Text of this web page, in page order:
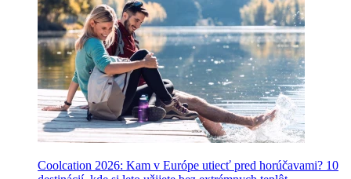
Coolcation 2026: Kam v Európe utiecť pred horúčavami? 10